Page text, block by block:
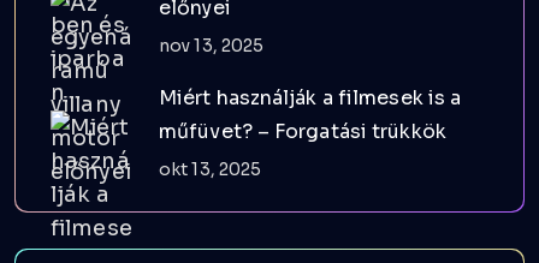
előnyei
nov 13, 2025
Miért használják a filmesek is a
műfüvet? – Forgatási trükkök
okt 13, 2025